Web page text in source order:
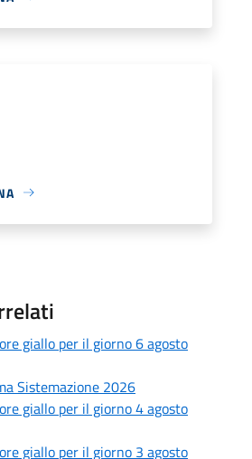
giallo per il giorno 6 agosto
Sistemazione 2026
giallo per il giorno 4 agosto
giallo per il giorno 3 agosto